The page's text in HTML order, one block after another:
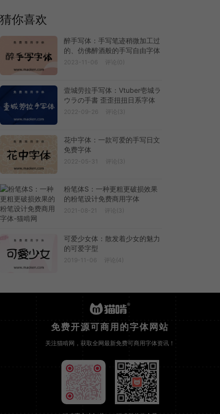
猜你喜欢
醉手写体：手写笔迹稍微加工过
的、仿佛醉酒般的手写自由字体
2023-11-06 评论(0)
壹城劳拉手写体：Vtuber壱城ラ
ウラの手書 歪歪扭扭日系字体
2022-09-26 评论(3)
花中字体：一款可爱的手写日文
免费字体
2022-05-31 评论(3)
粉笔体S：一种更粗更破损效果
的粉笔设计免费商用字体
2021-08-21 评论(3)
可爱少女体：散发着少女的魅力
的可爱字型
2019-11-06 评论(4)
免费开源可商用的字体网站
关注猫啃网，获取全网最新免费可商用字体资讯！